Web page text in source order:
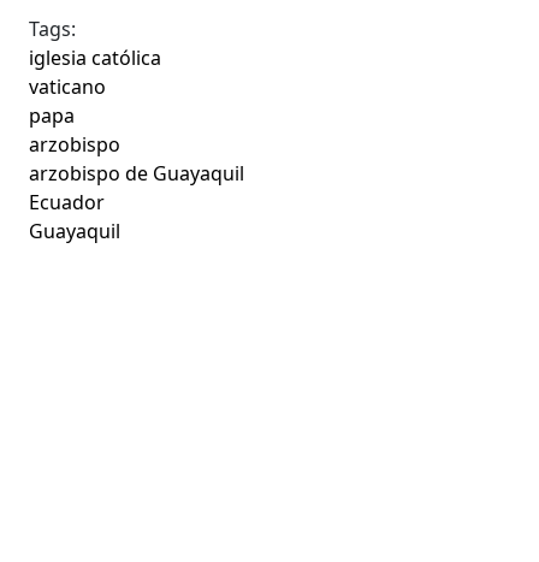
Tags:
iglesia católica
vaticano
papa
arzobispo
arzobispo de Guayaquil
Ecuador
Guayaquil